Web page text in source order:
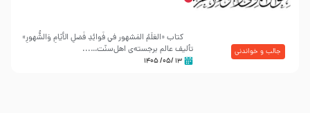
جالب و خواندنی
کتاب «العَلَمُ المَشهور في فَوائِدِ فَضلِ الأيّامِ وَالشُّهورِ»
تألیف عالم برجسته‌ی اهل‌سنّت…...
۱۳ /۰۵/ ۱۴۰۵